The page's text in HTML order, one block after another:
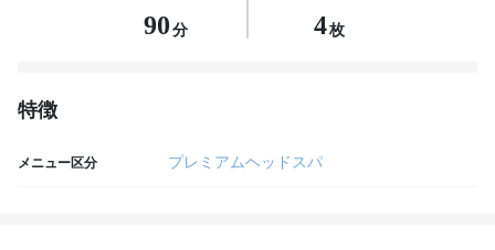
90 分 4枚
特徴
メニュー区分 プレミアムヘッドスパ